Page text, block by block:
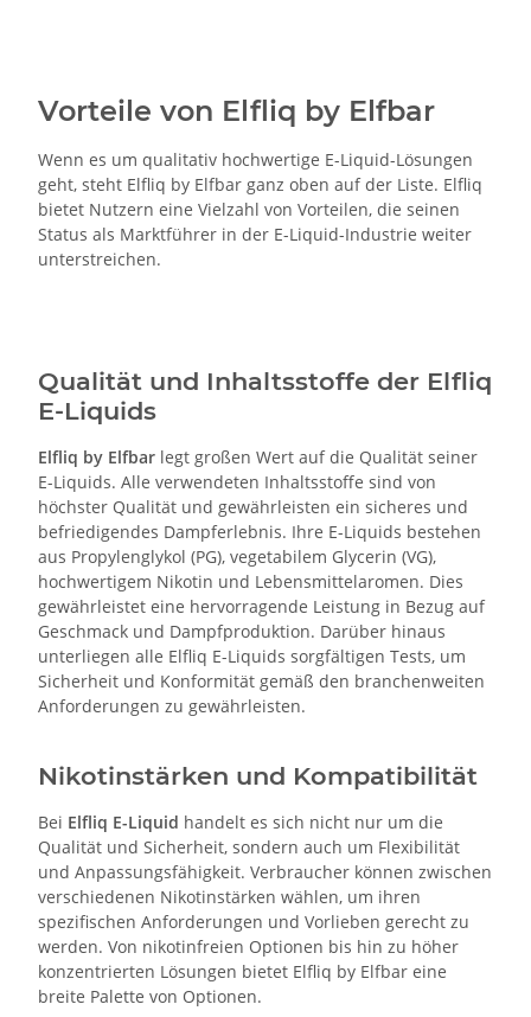
Vorteile von Elfliq by Elfbar
Wenn es um qualitativ hochwertige E-Liquid-Lösungen
geht, steht Elfliq by Elfbar ganz oben auf der Liste. Elfliq
bietet Nutzern eine Vielzahl von Vorteilen, die seinen
Status als Marktführer in der E-Liquid-Industrie weiter
unterstreichen.
Qualität und Inhaltsstoffe der Elfliq
E-Liquids
Elfliq by Elfbar legt großen Wert auf die Qualität seiner
E-Liquids. Alle verwendeten Inhaltsstoffe sind von
höchster Qualität und gewährleisten ein sicheres und
befriedigendes Dampferlebnis. Ihre E-Liquids bestehen
aus Propylenglykol (PG), vegetabilem Glycerin (VG),
hochwertigem Nikotin und Lebensmittelaromen. Dies
gewährleistet eine hervorragende Leistung in Bezug auf
Geschmack und Dampfproduktion. Darüber hinaus
unterliegen alle Elfliq E-Liquids sorgfältigen Tests, um
Sicherheit und Konformität gemäß den branchenweiten
Anforderungen zu gewährleisten.
Nikotinstärken und Kompatibilität
Bei Elfliq E-Liquid handelt es sich nicht nur um die
Qualität und Sicherheit, sondern auch um Flexibilität
und Anpassungsfähigkeit. Verbraucher können zwischen
verschiedenen Nikotinstärken wählen, um ihren
spezifischen Anforderungen und Vorlieben gerecht zu
werden. Von nikotinfreien Optionen bis hin zu höher
konzentrierten Lösungen bietet Elfliq by Elfbar eine
breite Palette von Optionen.